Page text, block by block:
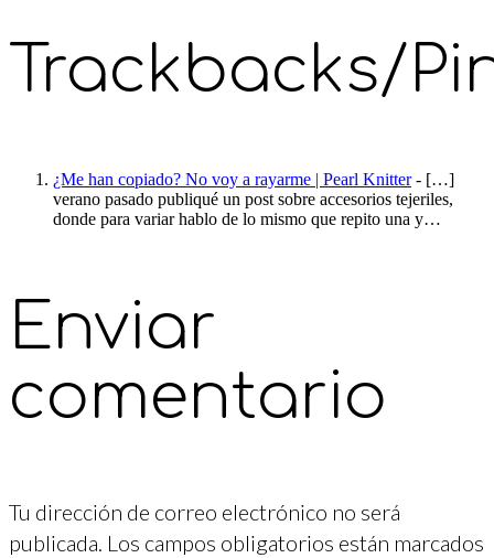
Trackbacks/
¿Me han copiado? No voy a rayarme | Pearl Knitter- […]
verano pasado publiqué un post sobre accesorios tejeriles,
donde para variar hablo de lo mismo que repito una y…
Enviar
comentario
Tu dirección de correo electrónico no será
publicada. Los campos obligatorios están marcados